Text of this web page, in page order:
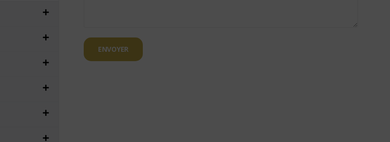
ENVOYER